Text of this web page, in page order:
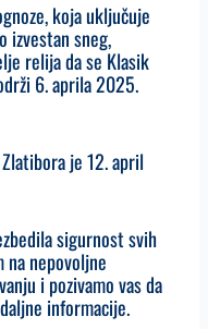
koja uključuje
izvestan sneg,
relija da se Klasik
6. aprila 2025.
je 12. april
sigurnost svih
na nepovoljne
i pozivamo vas da
informacije.